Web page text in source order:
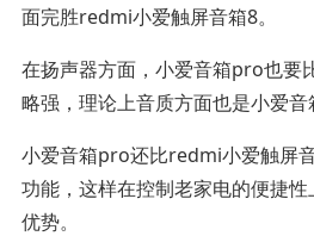
面完胜redmi小爱触屏音箱8。
在扬声器方面，小爱音箱pro也要
略强，理论上音质方面也是小爱音
小爱音箱pro还比redmi小爱触屏
功能，这样在控制老家电的便捷
优势。